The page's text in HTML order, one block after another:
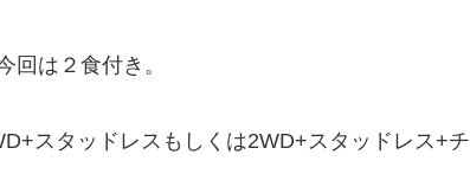
回は２食付き。
スタッドレスもしくは2WD+スタッドレス+チ